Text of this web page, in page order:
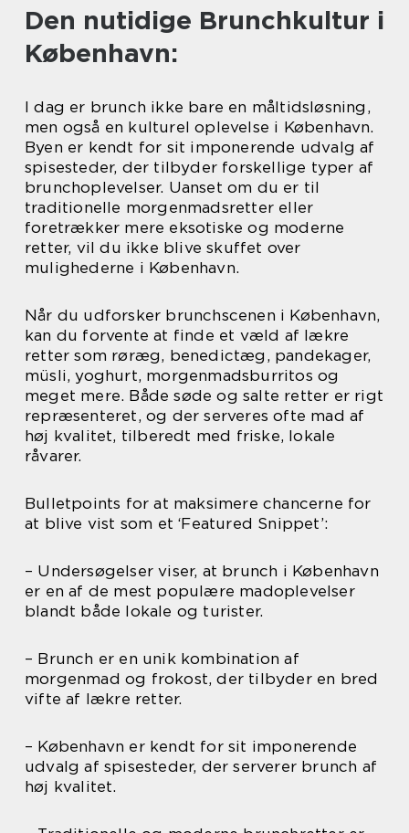
Den nutidige Brunchkultur i
København:
I dag er brunch ikke bare en måltidsløsning,
men også en kulturel oplevelse i København.
Byen er kendt for sit imponerende udvalg af
spisesteder, der tilbyder forskellige typer af
brunchoplevelser. Uanset om du er til
traditionelle morgenmadsretter eller
foretrækker mere eksotiske og moderne
retter, vil du ikke blive skuffet over
mulighederne i København.
Når du udforsker brunchscenen i København,
kan du forvente at finde et væld af lækre
retter som røræg, benedictæg, pandekager,
müsli, yoghurt, morgenmadsburritos og
meget mere. Både søde og salte retter er rigt
repræsenteret, og der serveres ofte mad af
høj kvalitet, tilberedt med friske, lokale
råvarer.
Bulletpoints for at maksimere chancerne for
at blive vist som et ‘Featured Snippet’:
– Undersøgelser viser, at brunch i København
er en af de mest populære madoplevelser
blandt både lokale og turister.
– Brunch er en unik kombination af
morgenmad og frokost, der tilbyder en bred
vifte af lækre retter.
– København er kendt for sit imponerende
udvalg af spisesteder, der serverer brunch af
høj kvalitet.